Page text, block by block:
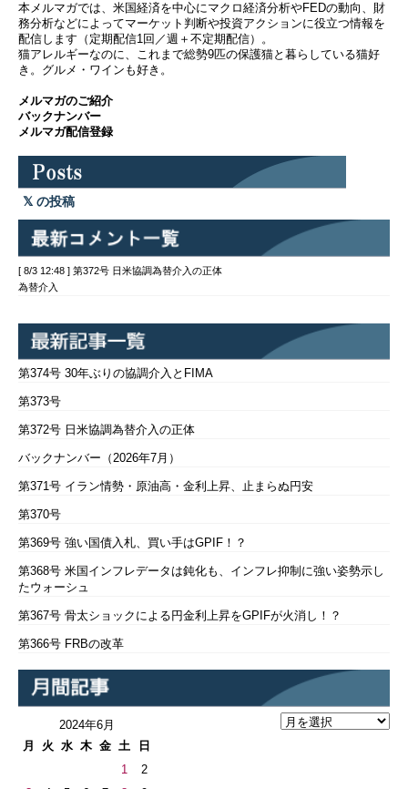
本メルマガでは、米国経済を中心にマクロ経済分析やFEDの動向、財
務分析などによってマーケット判断や投資アクションに役立つ情報を
配信します（定期配信1回／週＋不定期配信）。
猫アレルギーなのに、これまで総勢9匹の保護猫と暮らしている猫好
き。グルメ・ワインも好き。
メルマガのご紹介
バックナンバー
メルマガ配信登録
の投稿
[ 8/3 12:48 ] 第372号 日米協調為替介入の正体
為替介入
第374号 30年ぶりの協調介入とFIMA
第373号
第372号 日米協調為替介入の正体
バックナンバー（2026年7月）
第371号 イラン情勢・原油高・金利上昇、止まらぬ円安
第370号
第369号 強い国債入札、買い手はGPIF！？
第368号 米国インフレデータは鈍化も、インフレ抑制に強い姿勢示し
たウォーシュ
第367号 骨太ショックによる円金利上昇をGPIFが火消し！？
第366号 FRBの改革
2024年6月
月
火 水 木 金 土 日
1
2